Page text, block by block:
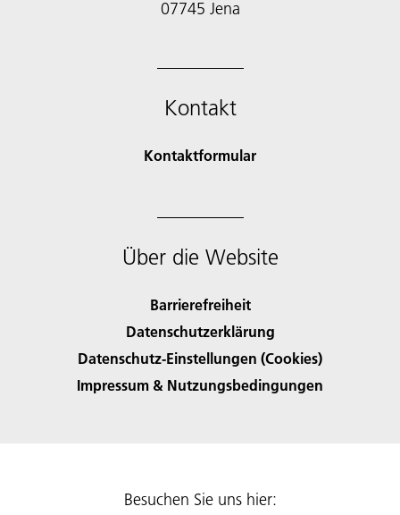
Kontakt
Kontaktformular
Über die Website
Barrierefreiheit
Datenschutzerklärung
Datenschutz-Einstellungen (Cookies)
Impressum & Nutzungsbedingungen
Besuchen Sie uns hier: